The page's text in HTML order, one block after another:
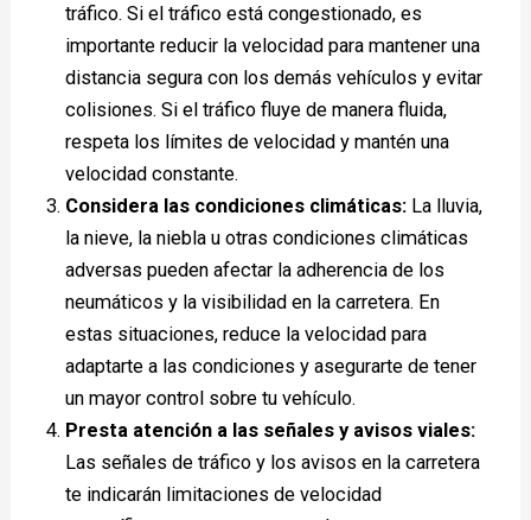
tráfico. Si el tráfico está congestionado, es
importante reducir la velocidad para mantener una
distancia segura con los demás vehículos y evitar
colisiones. Si el tráfico fluye de manera fluida,
respeta los límites de velocidad y mantén una
velocidad constante.
Considera las condiciones climáticas: La lluvia,
la nieve, la niebla u otras condiciones climáticas
adversas pueden afectar la adherencia de los
neumáticos y la visibilidad en la carretera. En
estas situaciones, reduce la velocidad para
adaptarte a las condiciones y asegurarte de tener
un mayor control sobre tu vehículo.
Presta atención a las señales y avisos viales:
Las señales de tráfico y los avisos en la carretera
te indicarán limitaciones de velocidad